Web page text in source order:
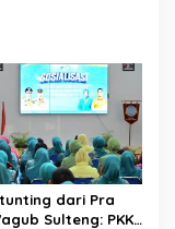
dari Pra
Sulteng: PKK